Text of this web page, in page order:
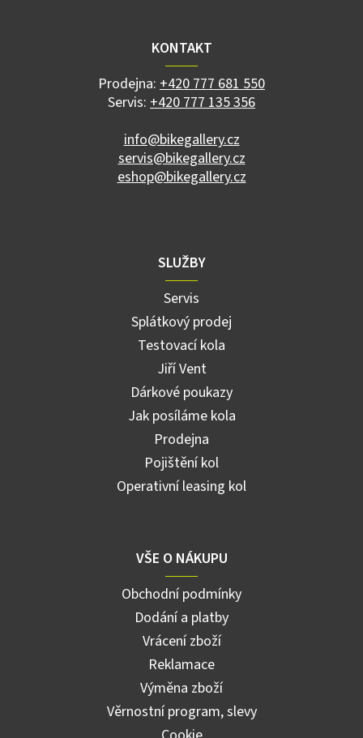
KONTAKT
Prodejna: +420 777 681 550
Servis: +420 777 135 356
info@bikegallery.cz
servis@bikegallery.cz
eshop@bikegallery.cz
SLUŽBY
Servis
Splátkový prodej
Testovací kola
Jiří Vent
Dárkové poukazy
Jak posíláme kola
Prodejna
Pojištění kol
Operativní leasing kol
VŠE O NÁKUPU
Obchodní podmínky
Dodání a platby
Vrácení zboží
Reklamace
Výměna zboží
Věrnostní program, slevy